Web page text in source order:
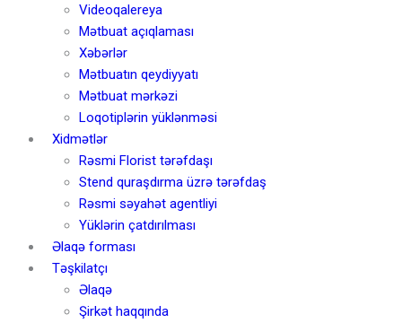
Videoqalereya
Mətbuat açıqlaması
Xəbərlər
Mətbuatın qeydiyyatı
Mətbuat mərkəzi
Loqotiplərin yüklənməsi
Xidmətlər
Rəsmi Florist tərəfdaşı
Stend quraşdırma üzrə tərəfdaş
Rəsmi səyahət agentliyi
Yüklərin çatdırılması
Əlaqə forması
Təşkilatçı
Əlaqə
Şirkət haqqında